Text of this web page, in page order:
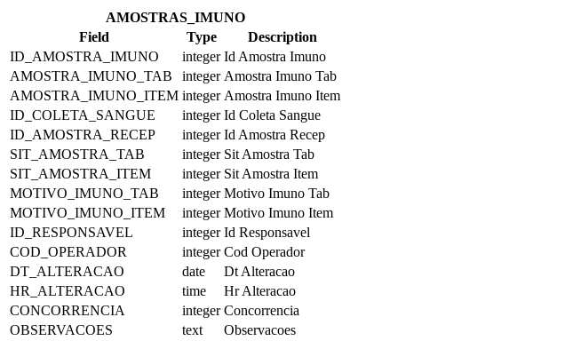
AMOSTRAS_IMUNO
Field
Type
Description
ID_AMOSTRA_IMUNO
integer Id Amostra Imuno
AMOSTRA_IMUNO_TAB
integer Amostra Imuno Tab
AMOSTRA_IMUNO_ITEM integer Amostra Imuno Item
ID_COLETA_SANGUE
integer Id Coleta Sangue
ID_AMOSTRA_RECEP
integer Id Amostra Recep
SIT_AMOSTRA_TAB
integer Sit Amostra Tab
SIT_AMOSTRA_ITEM
integer Sit Amostra Item
MOTIVO_IMUNO_TAB
integer Motivo Imuno Tab
MOTIVO_IMUNO_ITEM
integer Motivo Imuno Item
ID_RESPONSAVEL
integer Id Responsavel
COD_OPERADOR
integer Cod Operador
DT_ALTERACAO
date
Dt Alteracao
HR_ALTERACAO
time
Hr Alteracao
CONCORRENCIA
integer Concorrencia
OBSERVACOES
text
Observacoes